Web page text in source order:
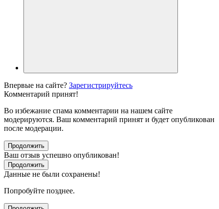
Впервые на сайте? Зарегистрируйтесь
Комментарий принят!
Во избежание спама комментарии на нашем сайте
модерируются. Ваш комментарий принят и будет опубликован
после модерации.
Продолжить
Ваш отзыв успешно опубликован!
Продолжить
Данные не были сохранены!
Попробуйте позднее.